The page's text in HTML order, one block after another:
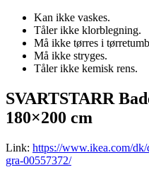
Kan ikke vaskes.
Tåler ikke klorblegning.
Må ikke tørres i
Må ikke stryges.
Tåler ikke kemisk rens.
SVARTSTARR
180×200 cm
Link: https://www.ikea.com/dk/
gra-00557372/